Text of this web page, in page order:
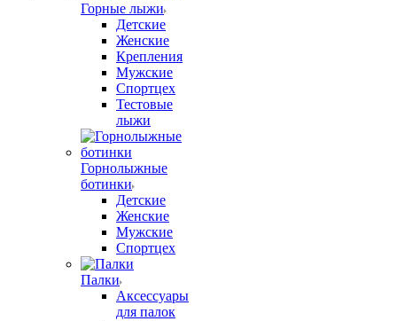
Горные лыжи
Детские
Женские
Крепления
Мужские
Спортцех
Тестовые
лыжи
Горнолыжные
ботинки
Детские
Женские
Мужские
Спортцех
Палки
Аксессуары
для палок